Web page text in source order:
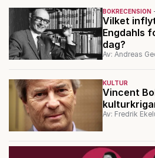
BOKRECENSION
Vilket
Engdahls
dag?
Av: Andreas
KULTUR
Vincent
Av: Fredrik